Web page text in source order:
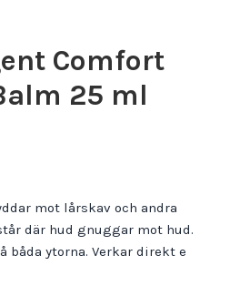
Comfort
25 ml
mot lårskav och andra
där hud gnuggar mot hud.
ytorna. Verkar direkt e